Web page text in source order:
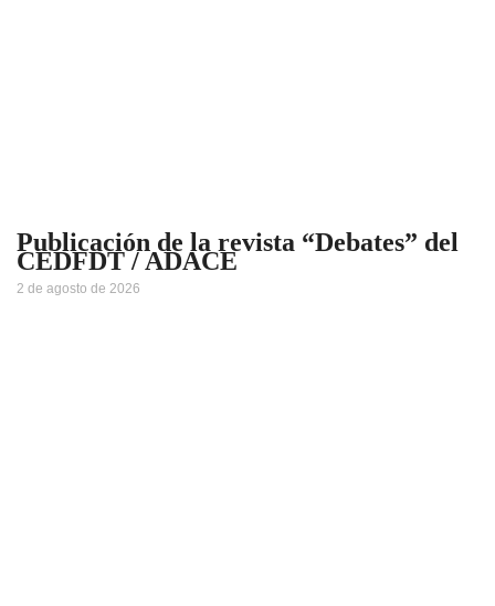
Publicación de la revista “Debates” del
CEDFDT / ADACE
2 de agosto de 2026